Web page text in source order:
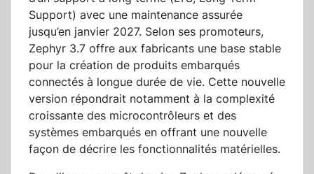
Support) avec une maintenance assurée
jusqu’en janvier 2027. Selon ses promoteurs,
Zephyr 3.7 offre aux fabricants une base stable
pour la création de produits embarqués
connectés à longue durée de vie. Cette nouvelle
version répondrait notamment à la complexité
croissante des microcontrôleurs et des
systèmes embarqués en offrant une nouvelle
façon de décrire les fonctionnalités matérielles.